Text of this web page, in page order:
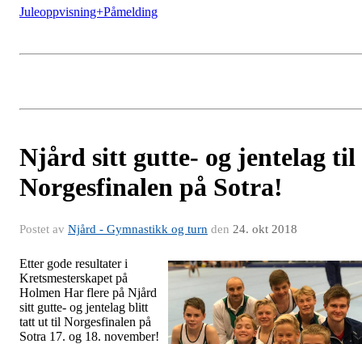
Juleoppvisning+Påmelding
Njård sitt gutte- og jentelag til
Norgesfinalen på Sotra!
Postet av Njård - Gymnastikk og turn den 24. okt 2018
Etter gode resultater i
Kretsmesterskapet på
Holmen Har flere på Njård
sitt gutte- og jentelag blitt
tatt ut til Norgesfinalen på
Sotra 17. og 18. november!